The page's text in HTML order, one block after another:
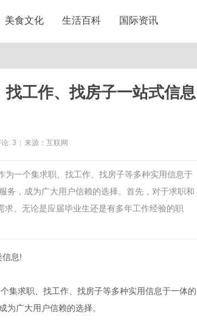
美食文化 生活百科 国际资讯
工作、找房子一站式信息
: 3 来源：互联网
一个集求职、找工作、找房子等多种实用信息于
务，成为广大用户信赖的选择。首先，对于求职和
。无论是应届毕业生还是有多年工作经验的职
信息!
集求职、找工作、找房子等多种实用信息于一体的
广大用户信赖的选择。